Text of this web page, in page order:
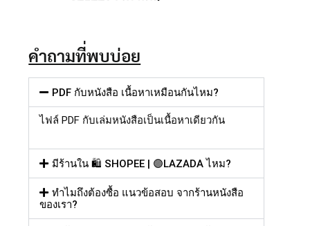
คำถามที่พบบ่อย
PDF กับหนังสือ เนื้อหาเหมือนกันไหม?
ไฟล์ PDF กับเล่มหนังสือเป็นเนื้อหาเดียวกัน
มีร้านใน 🛍️ SHOPEE | 🟣LAZADA ไหม?
ทำไมถึงต้องซื้อ แนวข้อสอบ จากร้านหนังสือ
ของเรา?